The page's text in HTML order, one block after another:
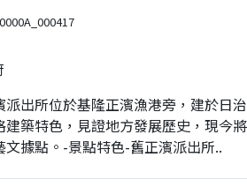
派出所位於基隆正濱漁港旁，建於日
建築特色，見證地方發展歷史，現今
文據點。-景點特色-舊正濱派出所..